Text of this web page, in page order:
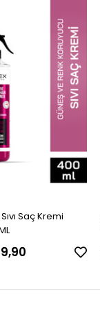
Saç Kremi